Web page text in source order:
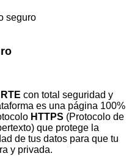
con total seguridad y
es una página 100%
HTTPS (Protocolo de
que protege la
de tus datos para que tu
y privada.